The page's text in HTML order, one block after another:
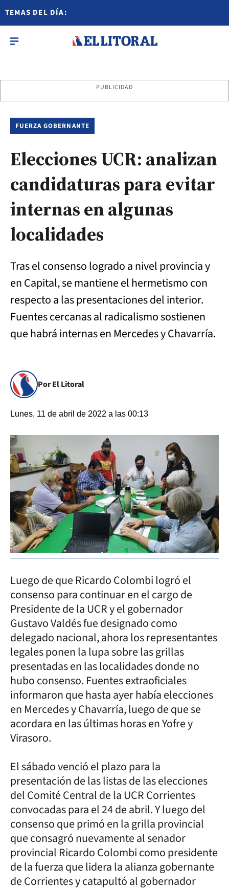
TEMAS DEL DÍA:
PUBLICIDAD
FUERZA GOBERNANTE
Elecciones UCR: analizan
candidaturas para evitar
internas en algunas
localidades
Tras el consenso logrado a nivel provincia y
en Capital, se mantiene el hermetismo con
respecto a las presentaciones del interior.
Fuentes cercanas al radicalismo sostienen
que habrá internas en Mercedes y Chavarría.
Por El Litoral
Lunes, 11 de abril de 2022 a las 00:13
Luego de que Ricardo Colombi logró el
consenso para continuar en el cargo de
Presidente de la UCR y el gobernador
Gustavo Valdés fue designado como
delegado nacional, ahora los representantes
legales ponen la lupa sobre las grillas
presentadas en las localidades donde no
hubo consenso. Fuentes extraoficiales
informaron que hasta ayer había elecciones
en Mercedes y Chavarría, luego de que se
acordara en las últimas horas en Yofre y
Virasoro.
El sábado venció el plazo para la
presentación de las listas de las elecciones
del Comité Central de la UCR Corrientes
convocadas para el 24 de abril. Y luego del
consenso que primó en la grilla provincial
que consagró nuevamente al senador
provincial Ricardo Colombi como presidente
de la fuerza que lidera la alianza gobernante
de Corrientes y catapultó al gobernador